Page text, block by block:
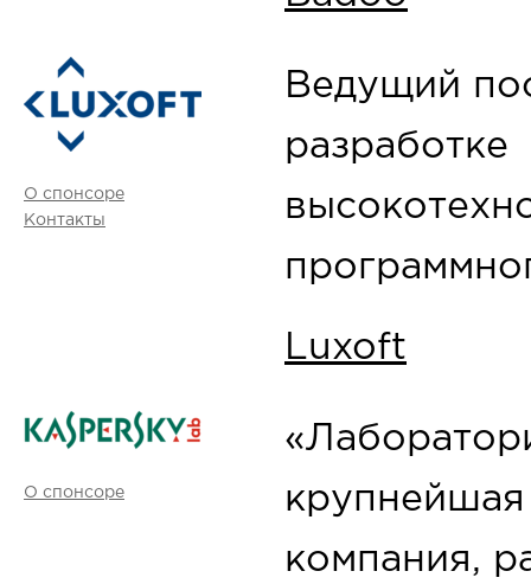
О спонсоре
Контакты
Ведущий
разработке
Luxoft
О спонсоре
крупнейшая
компания,